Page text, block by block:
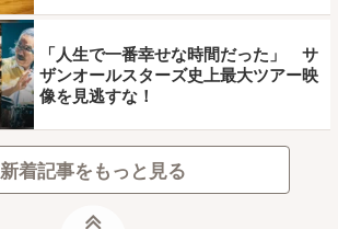
「人生で一番幸せな時間だった」 サ
ザンオールスターズ史上最大ツアー映
像を見逃すな！
新着記事をもっと見る